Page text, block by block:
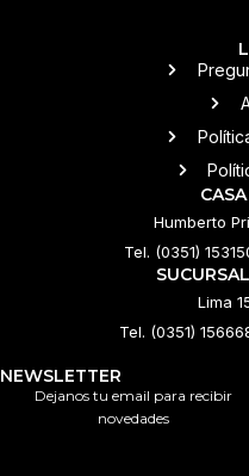
Humberto
Tel. (0351)
Lima
Tel. (0351)
NEWSLETTER
Dejanos tu email para recibir
novedades